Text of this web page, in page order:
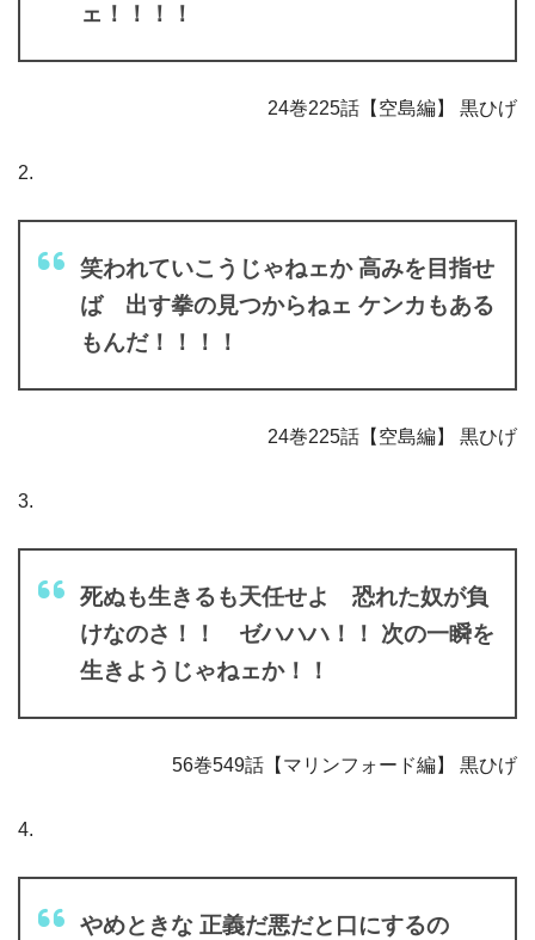
ェ！！！！
24巻225話【空島編】 黒ひげ
2.
笑われていこうじゃねェか 高みを目指せ
ば 出す拳の見つからねェ ケンカもある
もんだ！！！！
24巻225話【空島編】 黒ひげ
3.
死ぬも生きるも天任せよ 恐れた奴が負
けなのさ！！ ゼハハハ！！ 次の一瞬を
生きようじゃねェか！！
56巻549話【マリンフォード編】 黒ひげ
4.
やめときな 正義だ悪だと口にするの